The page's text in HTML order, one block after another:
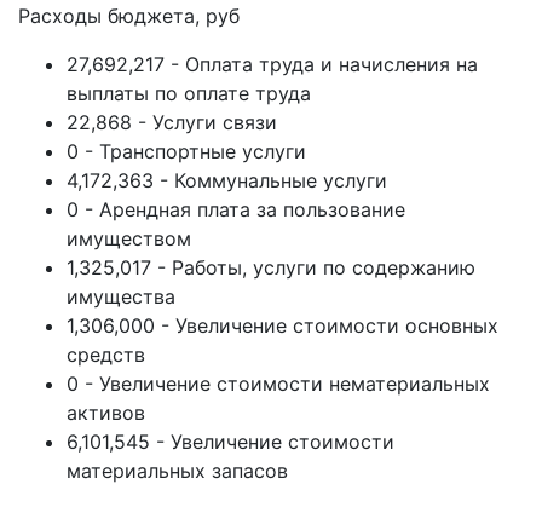
Расходы бюджета, руб
27,692,217 - Оплата труда и начисления на
выплаты по оплате труда
22,868 - Услуги связи
0 - Транспортные услуги
4,172,363 - Коммунальные услуги
0 - Арендная плата за пользование
имуществом
1,325,017 - Работы, услуги по содержанию
имущества
1,306,000 - Увеличение стоимости основных
средств
0 - Увеличение стоимости нематериальных
активов
6,101,545 - Увеличение стоимости
материальных запасов